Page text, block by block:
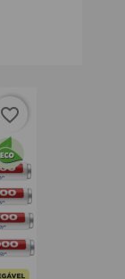
favorite_border